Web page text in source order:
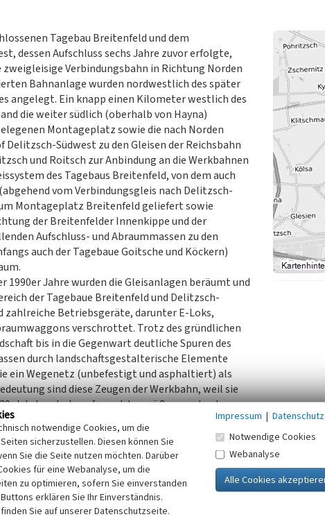
Tagebau Breitenfeld und dem
dessen Aufschluss sechs Jahre zuvor erfolgte,
Verbindungsbahn in Richtung Norden
Bahnanlage wurden nordwestlich des später
angelegt. Ein knapp einen Kilometer westlich des
die weiter südlich (oberhalb von Hayna)
Montageplatz sowie die nach Norden
Südwest zu den Gleisen der Reichsbahn
und Roitsch zur Anbindung an die Werkbahnen
des Tagebaus Breitenfeld, von dem auch
vom Verbindungsgleis nach Delitzsch-
Montageplatz Breitenfeld geliefert sowie
der Breitenfelder Innenkippe und der
Aufschluss- und Abraummassen zu den
auch der Tagebaue Goitsche und Köckern)
Jahre wurden die Gleisanlagen beräumt und
der Tagebaue Breitenfeld und Delitzsch-
Betriebsgeräte, darunter E-Loks,
verschrottet. Trotz des gründlichen
bis in die Gegenwart deutliche Spuren des
durch landschaftsgestalterische Elemente
ein Wegenetz (unbefestigt und asphaltiert) als
sind diese Zeugen der Werkbahn, weil sie
Jahrhunderts aufgrund der größer werdenden
ein wesentliches Glied waren.
Sachsen, 2022)
notwendige Cookies, um die
sicherzustellen. Diesen können Sie
Sie die Seite nutzen möchten. Darüber
für eine Webanalyse, um die
zu optimieren, sofern Sie einverstanden
erklären Sie Ihr Einverständnis.
Sie auf unserer Datenschutzseite.
Impressum | Datenschutz
Notwendige Cookies
Webanalyse